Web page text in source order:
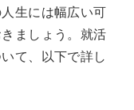
生には幅広い可
ましょう。就活
て、以下で詳し